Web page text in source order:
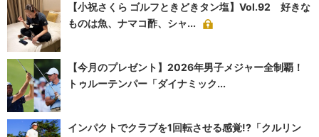
【小祝さくら ゴルフときどきタン塩】Vol.92 好きな
ものは魚、ナマコ酢、シャ...
【今月のプレゼント】2026年男子メジャー全制覇！
トゥルーテンパー「ダイナミック...
インパクトでクラブを1回転させる感覚!?「クルリン